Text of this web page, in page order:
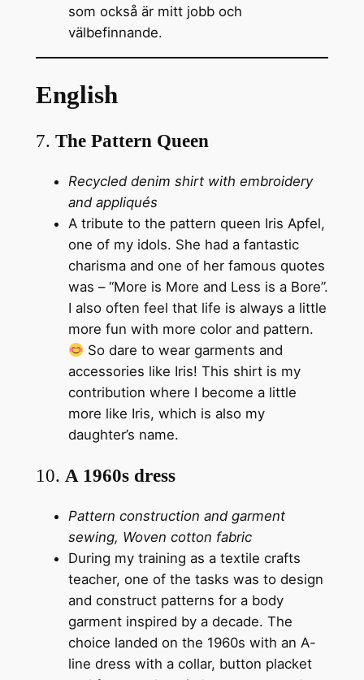
som också är mitt jobb och
välbefinnande.
English
7. The Pattern Queen
Recycled denim shirt with embroidery
and appliqués
A tribute to the pattern queen Iris Apfel,
one of my idols. She had a fantastic
charisma and one of her famous quotes
was – “More is More and Less is a Bore”.
I also often feel that life is always a little
more fun with more color and pattern.
So dare to wear garments and
accessories like Iris! This shirt is my
contribution where I become a little
more like Iris, which is also my
daughter’s name.
10. A 1960s dress
Pattern construction and garment
sewing, Woven cotton fabric
During my training as a textile crafts
teacher, one of the tasks was to design
and construct patterns for a body
garment inspired by a decade. The
choice landed on the 1960s with an A-
line dress with a collar, button placket